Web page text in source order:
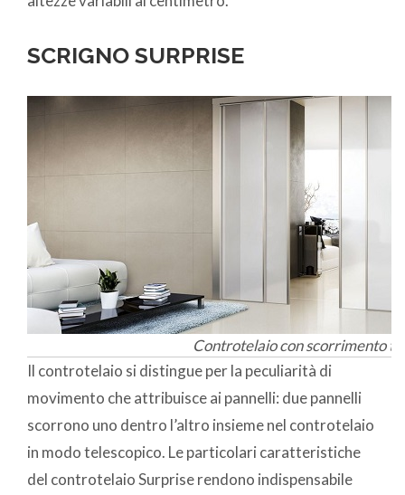
SCRIGNO SURPRISE
Controtelaio con scorrimento
Il controtelaio si distingue per la peculiarità di
movimento che attribuisce ai pannelli: due pannelli
scorrono uno dentro l’altro insieme nel controtelaio
in modo telescopico. Le particolari caratteristiche
del controtelaio Surprise rendono indispensabile